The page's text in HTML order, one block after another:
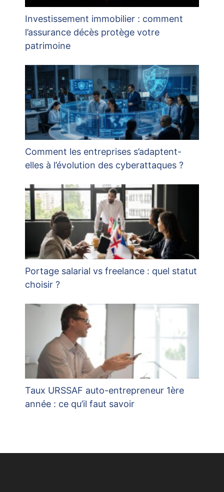
Investissement immobilier : comment
l’assurance décès protège votre
patrimoine
Comment les entreprises s’adaptent-
elles à l’évolution des cyberattaques ?
Portage salarial vs freelance : quel statut
choisir ?
Taux URSSAF auto-entrepreneur 1ère
année : ce qu’il faut savoir